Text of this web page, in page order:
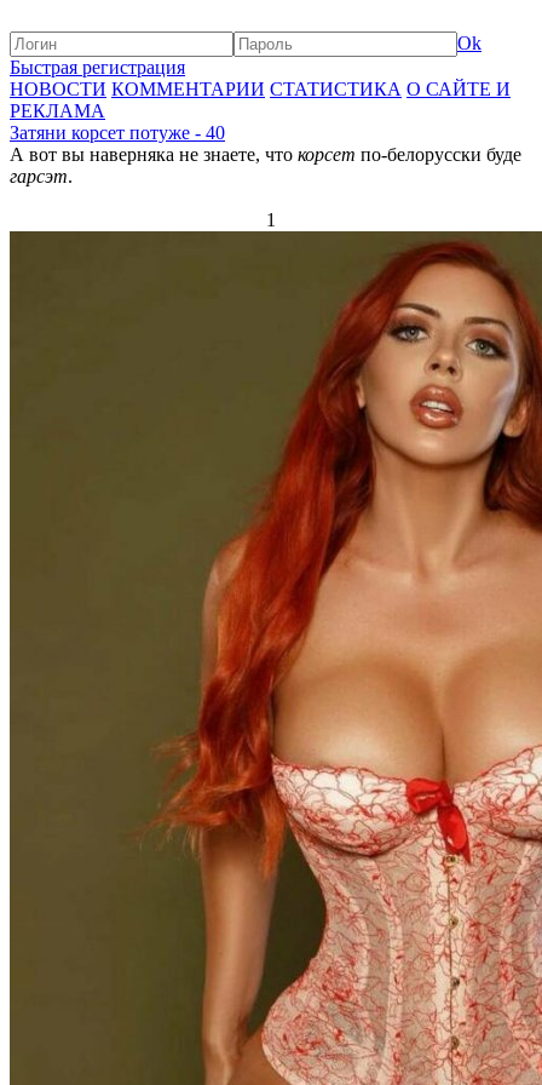
Ok
Быстрая регистрация
НОВОСТИ КОММЕНТАРИИ СТАТИСТИКА О САЙТЕ И
РЕКЛАМА
Затяни корсет потуже - 40
А вот вы наверняка не знаете, что корсет по-белорусски буде
гарсэт.
1